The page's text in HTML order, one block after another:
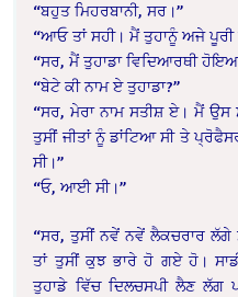
“ਬਹੁਤ ਮਿਹਰਬਾਨੀ, ਸਰ।”
“ਆਓ ਤਾਂ ਸਹੀ। ਮੈਂ ਤੁਹਾਨੂੰ ਅਜੇ ਪੂਰੀ
“ਸਰ, ਮੈਂ ਤੁਹਾਡਾ ਵਿਦਿਆਰਥੀ
“ਬੇਟੇ ਕੀ ਨਾਮ ਏ ਤੁਹਾਡਾ?”
“ਸਰ, ਮੇਰਾ ਨਾਮ ਸਤੀਸ਼ ਏ। ਮੈਂ ਉਸ
ਤੁਸੀਂ ਜੀਤਾਂ ਨੂੰ ਡਾਂਟਿਆ ਸੀ ਤੇ
ਸੀ।”
“ਓ, ਆਈ ਸੀ।”
“ਸਰ, ਤੁਸੀਂ ਨਵੇਂ ਨਵੇਂ ਲੈਕਚਰਾਰ
ਤਾਂ ਤੁਸੀਂ ਕੁਝ ਭਾਰੇ ਹੋ ਗਏ ਹੋ।
ਤੁਹਾਡੇ ਵਿੱਚ ਦਿਲਚਸਪੀ ਲੈਣ ਲੱਗ